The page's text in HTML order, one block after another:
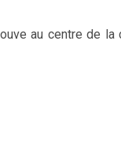
au centre de